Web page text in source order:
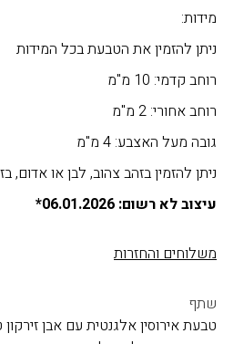
מידות:
ניתן להזמין את הטבעת בכל המידות
רוחב קדמי: 10 מ"מ
רוחב אחורי: 2 מ"מ
גובה מעל האצבע: 4 מ"מ
ניתן להזמין בזהב צהוב, לבן או אדום, בזהב 14 או 18
עיצוב לא רשום: 06.01.2026*
משלוחים והחזרות
שתף
טבעת אירוסין אלגנטית עם אבן